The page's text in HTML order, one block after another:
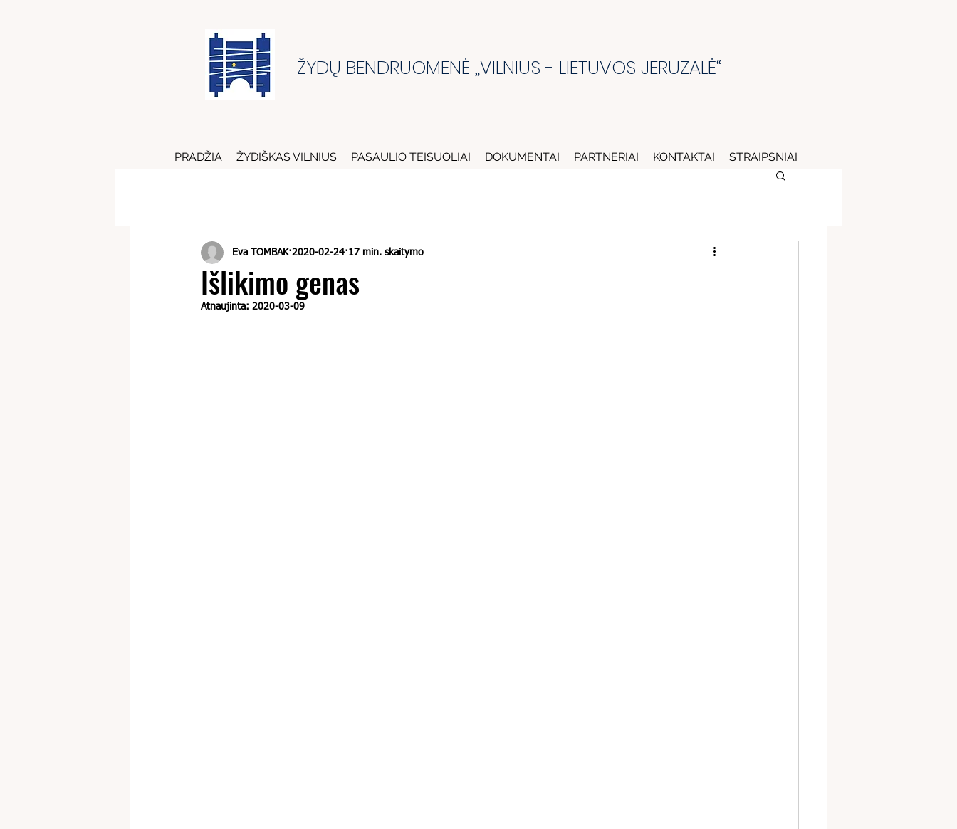
ŽYDŲ BENDRUOMENĖ „VILNIUS - LIETUVOS JERUZALĖ“
PRADŽIA ŽYDIŠKAS VILNIUS PASAULIO TEISUOLIAI DOKUMENTAI PARTNERIAI KONTAKTAI STRAIPSNIAI
Išlikimo genas
Eva TOMBAK 2020-02-24 17 min. skaitymo
Atnaujinta: 2020-03-09